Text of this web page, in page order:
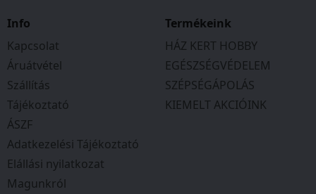
Info
Kapcsolat
Áruátvétel
Szállítás
Tájékoztató
ÁSZF
Adatkezelési Tájékoztató
Elállási nyilatkozat
Magunkról
Termékeink
HÁZ KERT HOBBY
EGÉSZSÉGVÉDELEM
SZÉPSÉGÁPOLÁS
KIEMELT AKCIÓINK